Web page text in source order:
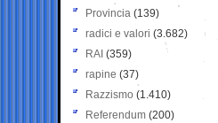
Provincia (139)
radici e valori (3.682)
RAI (359)
rapine (37)
Razzismo (1.410)
Referendum (200)